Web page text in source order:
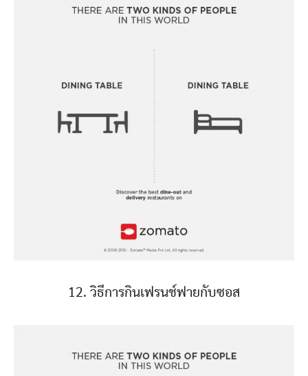
12. วิธีการกินเฟรนช์ฟายกับซอส